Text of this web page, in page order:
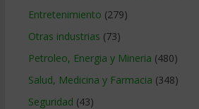
Entretenimiento (279)
Otras industrias (73)
Petroleo, Energia y Mineria (480)
Salud, Medicina y Farmacia (348)
Seguridad (43)